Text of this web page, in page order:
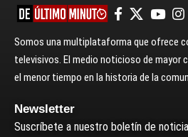
Somos una multiplataforma que ofrece
televisivos. El medio noticioso de mayor
el menor tiempo en la historia de la
Newsletter
Suscríbete a nuestro boletín de